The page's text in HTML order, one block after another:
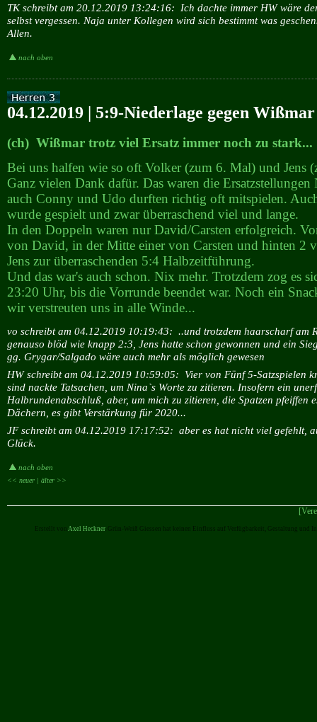
TK schreibt am 20.12.2019 13:24:16: Ich dachte immer HW wäre
selbst vergessen. Naja unter Kollegen wird sich bestimmt was
Allen.
nach oben
04.12.2019 | 5:9-Niederlage gegen Wißmar
(ch) Wißmar trotz viel Ersatz immer noch zu stark...
Bei uns halfen wie so oft Volker (zum 6. Mal) und Jens
Ganz vielen Dank dafür. Das waren die
auch Conny und Udo durften richtig oft mitspielen.
wurde gespielt und zwar überraschend viel und lange.
In den Doppeln waren nur David/Carsten erfolgreich.
von David, in der Mitte einer von Carsten und hinten 2
Jens zur überraschenden 5:4 Halbzeitführung.
Und das war's auch schon. Nix mehr. Trotzdem zog es
23:20 Uhr, bis die Vorrunde beendet war. Noch ein
wir verstreuten uns in alle Winde...
vo schreibt am 04.12.2019 10:19:43: ..und trotzdem haarscharf am
genauso blöd wie knapp 2:3, Jens hatte schon gewonnen und ein
gg. Grygar/Salgado wäre auch mehr als möglich gewesen
HW schreibt am 04.12.2019 10:59:05: Vier von Fünf 5-Satzspielen
sind nackte Tatsachen, um Nina`s Worte zu zitieren. Insofern ein
Halbrundenabschluß, aber, um mich zu zitieren, die Spatzen pfeiffen
Dächern, es gibt Verstärkung für 2020...
JF schreibt am 04.12.2019 17:17:52: aber es hat nicht viel gefehlt,
Glück.
nach oben
<< neuer | älter >>
Erstellt von Axel Heckner. Grün-Weiß Giessen hat keinen Einfluss auf Verfügbarkeit, Gestaltung und